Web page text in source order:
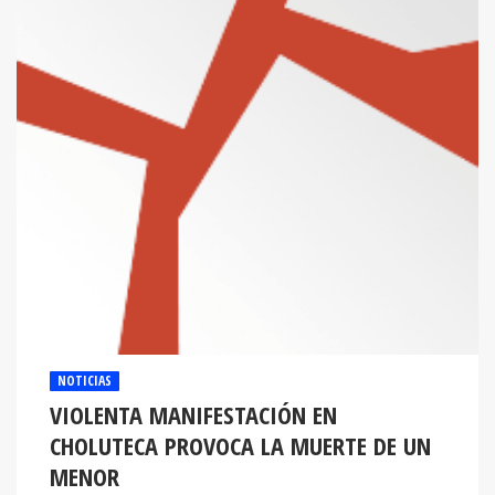
NOTICIAS
VIOLENTA MANIFESTACIÓN EN
CHOLUTECA PROVOCA LA MUERTE DE UN
MENOR